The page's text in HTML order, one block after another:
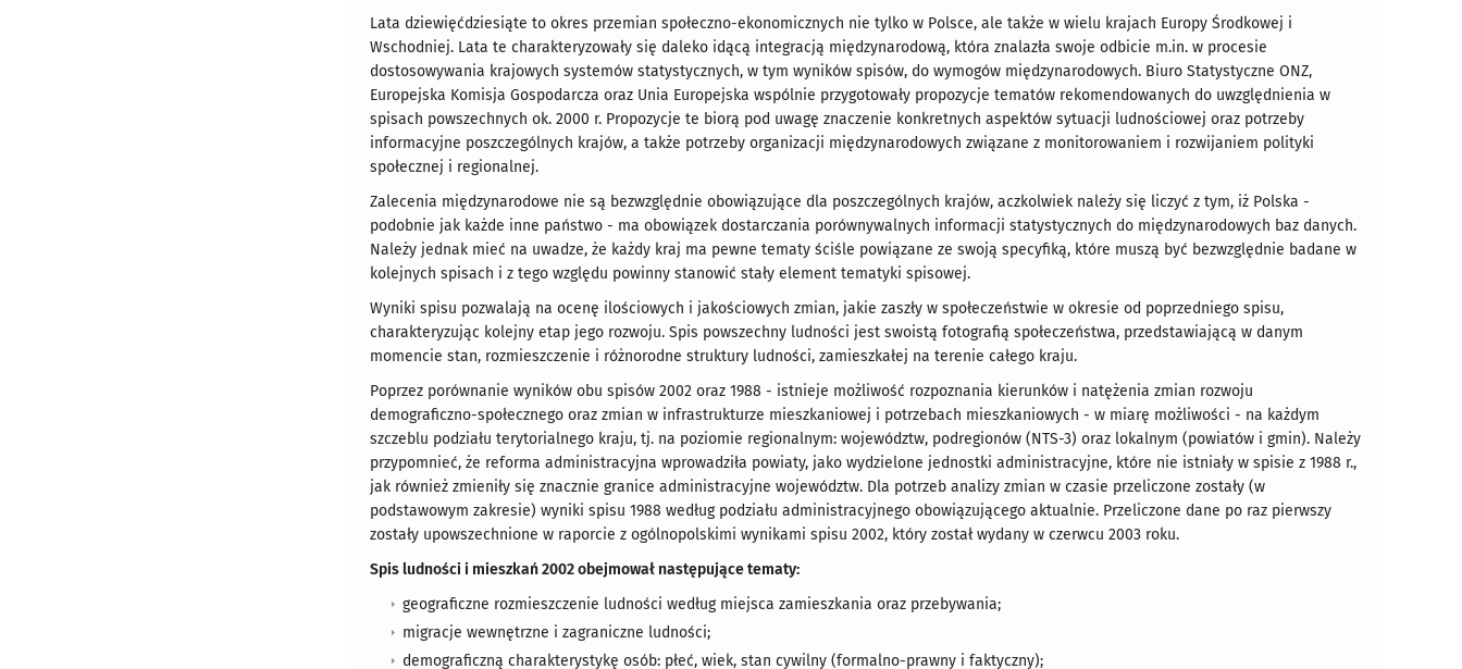
Lata dziewięćdziesiąte to okres przemian społeczno-ekonomicznych nie tylko w Polsce, ale także w wielu krajach Europy Środkowej i
Wschodniej. Lata te charakteryzowały się daleko idącą integracją międzynarodową, która znalazła swoje odbicie m.in. w procesie
dostosowywania krajowych systemów statystycznych, w tym wyników spisów, do wymogów międzynarodowych. Biuro Statystyczne ONZ,
Europejska Komisja Gospodarcza oraz Unia Europejska wspólnie przygotowały propozycje tematów rekomendowanych do uwzględnienia w
spisach powszechnych ok. 2000 r. Propozycje te biorą pod uwagę znaczenie konkretnych aspektów sytuacji ludnościowej oraz potrzeby
informacyjne poszczególnych krajów, a także potrzeby organizacji międzynarodowych związane z monitorowaniem i rozwijaniem polityki
społecznej i regionalnej.
Zalecenia międzynarodowe nie są bezwzględnie obowiązujące dla poszczególnych krajów, aczkolwiek należy się liczyć z tym, iż Polska -
podobnie jak każde inne państwo - ma obowiązek dostarczania porównywalnych informacji statystycznych do międzynarodowych baz danych.
Należy jednak mieć na uwadze, że każdy kraj ma pewne tematy ściśle powiązane ze swoją specyfiką, które muszą być bezwzględnie badane w
kolejnych spisach i z tego względu powinny stanowić stały element tematyki spisowej.
Wyniki spisu pozwalają na ocenę ilościowych i jakościowych zmian, jakie zaszły w społeczeństwie w okresie od poprzedniego spisu,
charakteryzując kolejny etap jego rozwoju. Spis powszechny ludności jest swoistą fotografią społeczeństwa, przedstawiającą w danym
momencie stan, rozmieszczenie i różnorodne struktury ludności, zamieszkałej na terenie całego kraju.
Poprzez porównanie wyników obu spisów 2002 oraz 1988 - istnieje możliwość rozpoznania kierunków i natężenia zmian rozwoju
demograficzno-społecznego oraz zmian w infrastrukturze mieszkaniowej i potrzebach mieszkaniowych - w miarę możliwości - na każdym
szczeblu podziału terytorialnego kraju, tj. na poziomie regionalnym: województw, podregionów (NTS-3) oraz lokalnym (powiatów i gmin). Należy
przypomnieć, że reforma administracyjna wprowadziła powiaty, jako wydzielone jednostki administracyjne, które nie istniały w spisie z 1988 r.,
jak również zmieniły się znacznie granice administracyjne województw. Dla potrzeb analizy zmian w czasie przeliczone zostały (w
podstawowym zakresie) wyniki spisu 1988 według podziału administracyjnego obowiązującego aktualnie. Przeliczone dane po raz pierwszy
zostały upowszechnione w raporcie z ogólnopolskimi wynikami spisu 2002, który został wydany w czerwcu 2003 roku.
Spis ludności i mieszkań 2002 obejmował następujące tematy:
geograficzne rozmieszczenie ludności według miejsca zamieszkania oraz przebywania;
migracje wewnętrzne i zagraniczne ludności;
demograficzną charakterystykę osób: płeć, wiek, stan cywilny (formalno-prawny i faktyczny);